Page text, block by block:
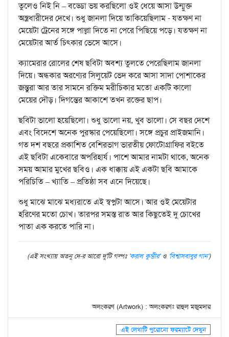
তুলেও নিই নি – বড্ডো ভয় করছিলো ওই ধেয়ে আসা উন্মুক্ত
অস্ত্রধারীদের দেখে। শুধু জানলা দিয়ে তাকিয়েছিলাম - যতক্ষণ না
মেয়েটা ট্রেনের সঙ্গে পাল্লা দিতে না পেরে পিছিয়ে পড়ে। যতক্ষণ না
মেয়েটার আর্ত চিৎকার ভেসে আসে।
ক্যামেরার রোলের শেষ ছবিটা অবশ্য তুলতে পেরেছিলাম জানলা
দিয়ে। অন্ধকার অরণ্যের সিলুয়েট ভেদ করে আসা সাদা পোশাকের
জন্তুরা আর তার সামনে রক্তিম মরীচিকার মতো একটি কালো
মেয়ের দৌড়। দিগন্তের আকাশে তখন রক্তের ছাপ।
ছবিটা ভালো হয়েছিলো। শুধু ভালো নয়, খুব ভালো। সে বছর দেশে
এবং বিদেশে অনেক পুরস্কার পেয়েছিলো। সঙ্গে প্রচুর প্রাইজমানি।
গত দশ বছরে প্রকাশিত বেশিরভাগ ভারতীয় ফোটোগ্রাফির বইতে
এই ছবিটা একেবারে অপরিহার্য। পাশে আমার নামটা থাকে, অনেক
সময় আমার মুখের ছবিও। এক ধাক্কায় এই একটা ছবি আমাকে
পরিচিতি – খ্যাতি – প্রতিষ্ঠা সব এনে দিয়েছে।
শুধু মাঝে মাঝে মধ্যরাতে এই স্বপ্নটা আসে। আর ওই মেয়েটার
হরিণের মতো চোখ। তারপর সমস্ত রাত আর কিছুতেই দু চোখের
পাতা এক করতে পারি না।
(এই সংখ্যায় অতনু দে-র আরো দু'টি গল্পঃ 'করাল কুম্ভীর'ও 'বিশ্বাসবাবুর গান')
অলংকরণ (Artwork) : অলংকরণঃ রাহুল মজুমদার
এই লেখাটি পুরোনো ফরম্যাটে দেখুন